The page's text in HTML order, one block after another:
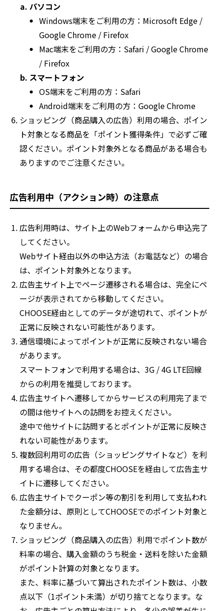
パソコン
Windows端末をご利用の方：Microsoft Edge /
Google Chrome / Firefox
Mac端末をご利用の方：Safari / Google Chrome
/ Firefox
スマートフォン
OS端末をご利用の方：Safari
Android端末をご利用の方：Google Chrome
ショッピング（商品購入の広告）利用の場合、ポイン
ト対象となる商品を「ポイント獲得条件」で必ずご確
認ください。ポイント対象外となる商品がある場合も
ありますのでご注意ください。
広告利用中（アクション時）の注意点
広告利用時は、サイト上のWebフォームから申込完了
してください。
Webサイト経由以外の申込方法（お電話など）の場合
は、ポイント対象外となります。
広告主サイト上でページ遷移される場合は、完全にペ
ージが表示されてから移動してください。
CHOOSE経由としてのデータが途切れて、ポイントが
正常に反映されない可能性があります。
通信環境によってポイントが正常に反映されない場合
があります。
スマートフォンで利用する場合は、3G / 4G LTE回線
からの利用を推奨しております。
広告主サイトへ遷移してからサービスの利用完了まで
の間は他サイトへの訪問をお控えください。
途中で他サイトに訪問するとポイントが正常に反映さ
れない可能性があります。
複数回利用可の広告（ショッピングサイトなど）を利
用する場合は、その都度CHOOSEを経由して広告主サ
イトに遷移してください。
広告主サイトでクーポン等の割引を利用して支払われ
た金額分は、原則としてCHOOSEでのポイント対象と
なりません。
ショッピング（商品購入の広告）利用でポイント数が
料率の場合、購入金額のうち税金・送料を除いた金額
がポイント計算の対象となります。
また、料率に基づいて算出されたポイント数は、小数
点以下（1ポイント未満）が切り捨てとなります。な